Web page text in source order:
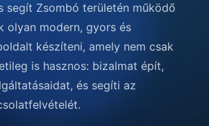
segít Zsombó területén működő
olyan modern, gyors és
készíteni, amely nem csak
is hasznos: bizalmat épít,
és segíti az